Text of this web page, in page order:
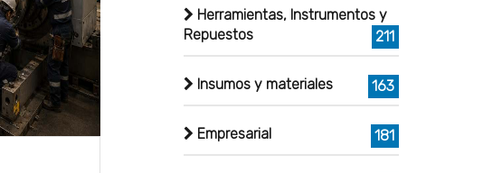
Herramientas, Instrumentos y
Repuestos
211
Insumos y materiales 163
Empresarial 181